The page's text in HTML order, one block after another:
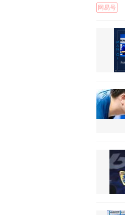
网易号